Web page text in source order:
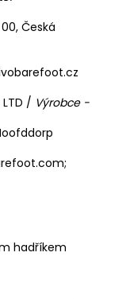
Česká
LTD / Výrobce -
hadříkem